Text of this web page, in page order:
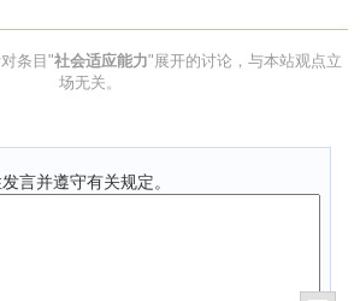
适应性的影响
既需要交往与合作，又存在相互竞
性地参与体育运动，特别是参与集体性
个体加强合作意识，有助于个体培养
年)等人的研究也证明:经常参加体育锻
条目"社会适应能力"展开的讨论，与本站观点立
场无关。
言并遵守有关规定。